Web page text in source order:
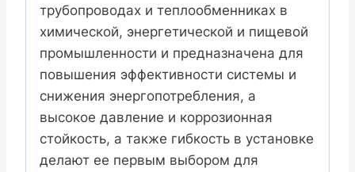
трубопроводах и теплообменниках в
химической, энергетической и пищевой
промышленности и предназначена для
повышения эффективности системы и
снижения энергопотребления, а
высокое давление и коррозионная
стойкость, а также гибкость в установке
делают ее первым выбором для